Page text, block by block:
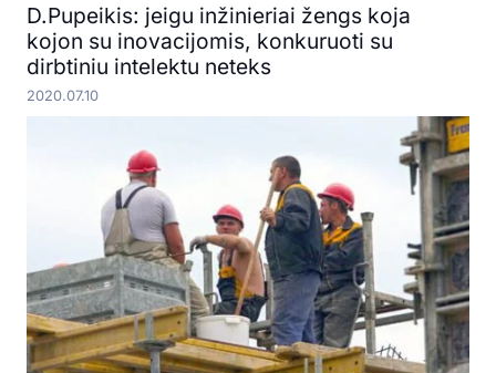
D.Pupeikis: jeigu inžinieriai žengs koja
kojon su inovacijomis, konkuruoti su
dirbtiniu intelektu neteks
2020.07.10